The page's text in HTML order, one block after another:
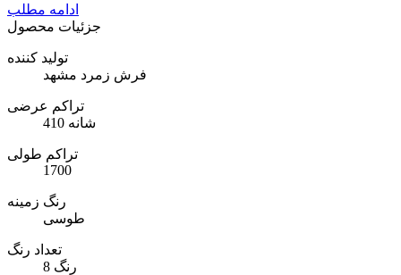
ادامه مطلب
جزئیات محصول
تولید کننده
فرش زمرد مشهد
تراکم عرضی
410 شانه
تراکم طولی
1700
رنگ زمینه
طوسی
تعداد رنگ
8 رنگ